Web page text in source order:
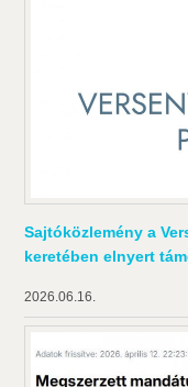
Sajtóközlemény a
keretében elnyert
2026.06.16.